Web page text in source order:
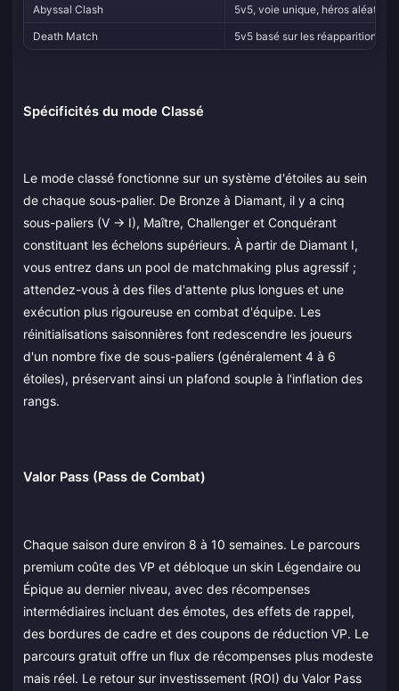
Abyssal Clash
5v5, voie unique, héros
Death Match
5v5 basé sur les réapparitions
Spécificités du mode Classé
Le mode classé fonctionne sur un système d'étoiles au sein
de chaque sous-palier. De Bronze à Diamant, il y a cinq
sous-paliers (V → I), Maître, Challenger et Conquérant
constituant les échelons supérieurs. À partir de Diamant I,
vous entrez dans un pool de matchmaking plus agressif ;
attendez-vous à des files d'attente plus longues et une
exécution plus rigoureuse en combat d'équipe. Les
réinitialisations saisonnières font redescendre les joueurs
d'un nombre fixe de sous-paliers (généralement 4 à 6
étoiles), préservant ainsi un plafond souple à l'inflation des
rangs.
Valor Pass (Pass de Combat)
Chaque saison dure environ 8 à 10 semaines. Le parcours
premium coûte des VP et débloque un skin Légendaire ou
Épique au dernier niveau, avec des récompenses
intermédiaires incluant des émotes, des effets de rappel,
des bordures de cadre et des coupons de réduction VP. Le
parcours gratuit offre un flux de récompenses plus modeste
mais réel. Le retour sur investissement (ROI) du Valor Pass